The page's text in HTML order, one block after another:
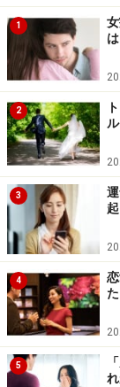
1
2
3
4
5